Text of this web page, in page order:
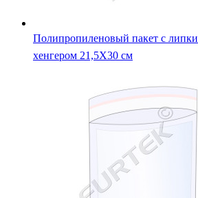
Полипропиленовый пакет с
хенгером 21,5Х30 см